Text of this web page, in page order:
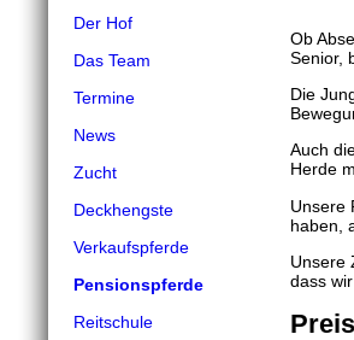
Der Hof
Das Team
Termine
News
Zucht
Deckhengste
Verkaufspferde
Pensionspferde
Reitschule
Ob
Senior,
Die
Auch
Herde
Unsere
haben,
Unsere
dass